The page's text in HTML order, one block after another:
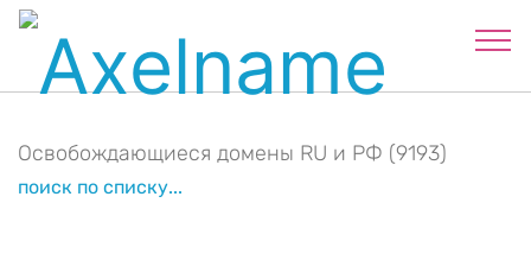
Освобождающиеся домены RU и РФ (9193)
поиск по списку...